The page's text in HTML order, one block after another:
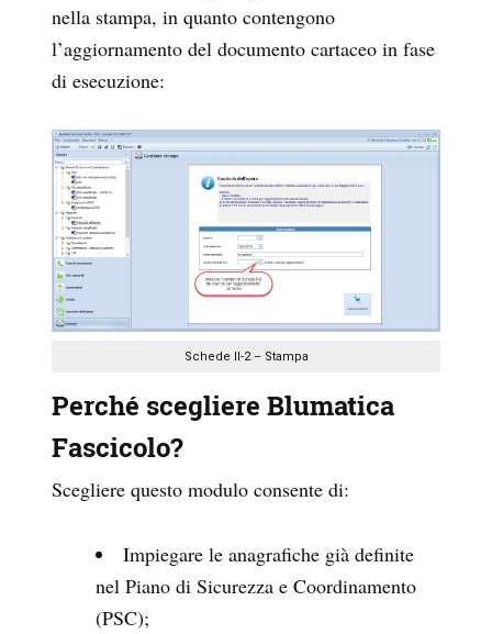
nella stampa, in quanto contengono
l’aggiornamento del documento cartaceo in fase
di esecuzione:
Schede II-2 – Stampa
Perché scegliere Blumatica
Fascicolo?
Scegliere questo modulo consente di:
Impiegare le anagrafiche già definite
nel Piano di Sicurezza e Coordinamento
(PSC);